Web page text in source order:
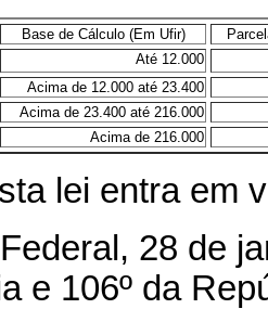
Base de Cálculo (Em Ufir)
Até 12.000
Acima de 12.000 até 23.400
Acima de 23.400 até 216.000
Acima de 216.000
lei entra em
28 de
e 106º da